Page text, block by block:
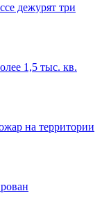
дежурят три
1,5 тыс. кв.
на территории